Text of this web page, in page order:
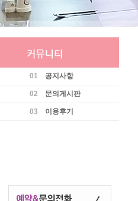
01 공지사항
02 문의게시판
03 이용후기